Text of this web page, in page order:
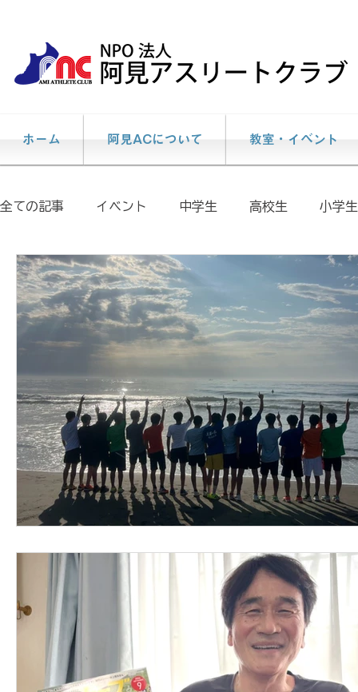
ホーム 阿見ACについて 教室・イベント
全ての記事 イベント 中学生 高校生 小学生
個人レッスン 説明会 陸上教室 大会情報
イベント報告 メディア掲載情報 阿見AC